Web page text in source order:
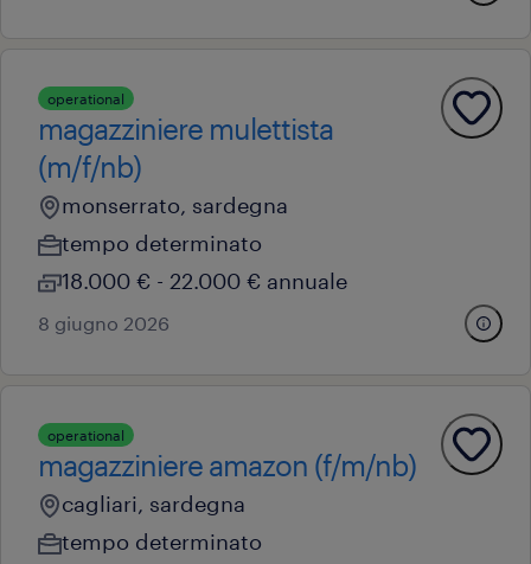
operational
magazziniere mulettista
(m/f/nb)
monserrato, sardegna
tempo determinato
18.000 € - 22.000 € annuale
8 giugno 2026
operational
magazziniere amazon (f/m/nb)
cagliari, sardegna
tempo determinato